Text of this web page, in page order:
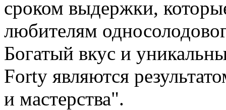
сроком выдержки,
любителям
Богатый вкус и
Forty являются
и мастерства".